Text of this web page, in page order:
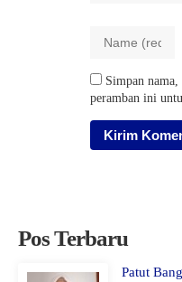
Simpan
peramban ini
Pos Terbaru
Patut